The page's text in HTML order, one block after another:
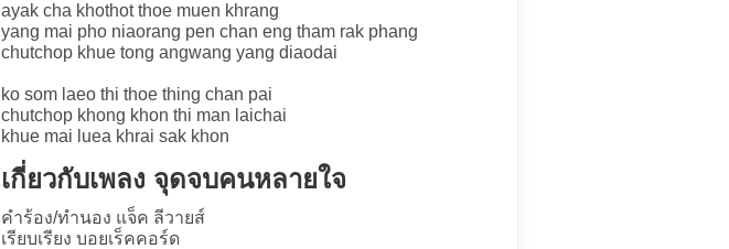
ayak cha khothot thoe muen khrang
yang mai pho niaorang pen chan eng tham rak phang
chutchop khue tong angwang yang diaodai
ko som laeo thi thoe thing chan pai
chutchop khong khon thi man laichai
khue mai luea khrai sak khon
เกี่ยวกับเพลง จุดจบคนหลายใจ
คำร้อง/ทำนอง แจ็ค ลีวายส์
เรียบเรียง บอยเร็คคอร์ด